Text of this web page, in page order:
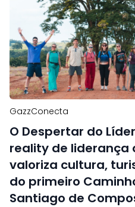
GazzConecta
O Despertar do
reality de liderança
valoriza cultura,
do primeiro
Santiago de